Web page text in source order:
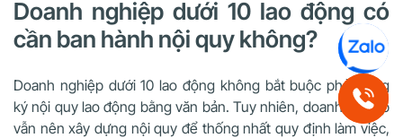
Doanh nghiệp dưới 10 lao động có
cần ban hành nội quy không?
Doanh nghiệp dưới 10 lao động không bắt buộc phải đăng
ký nội quy lao động bằng văn bản. Tuy nhiên, doanh nghiệp
vẫn nên xây dựng nội quy để thống nhất quy định làm việc,